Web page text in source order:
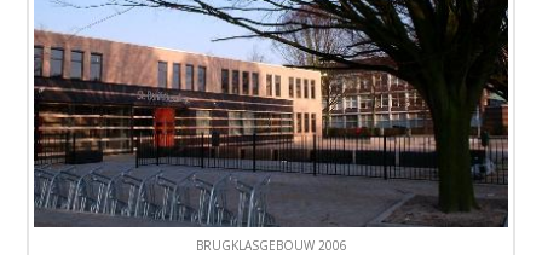
BRUGKLASGEBOUW 2006